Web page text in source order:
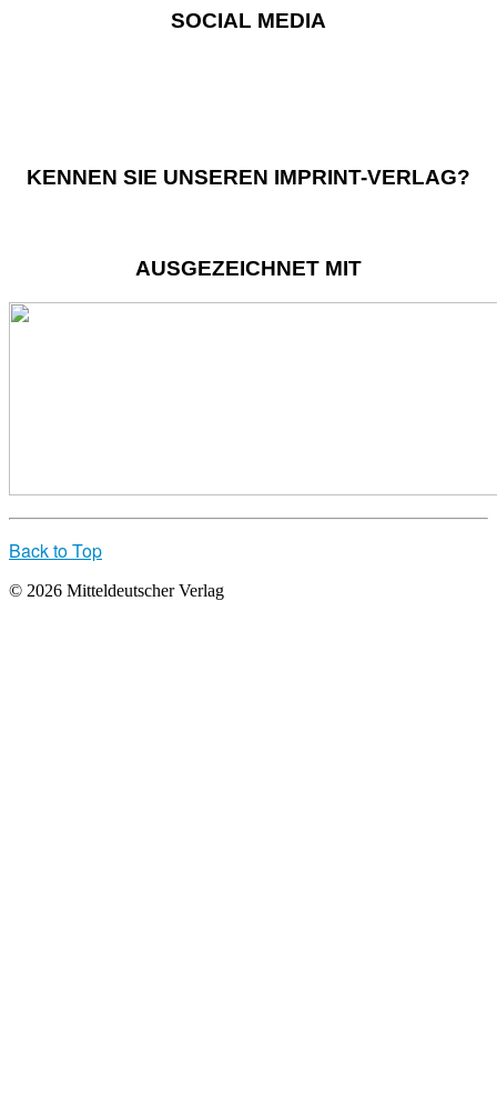
SOCIAL MEDIA
KENNEN SIE UNSEREN IMPRINT-VERLAG?
AUSGEZEICHNET MIT
Back to Top
© 2026 Mitteldeutscher Verlag